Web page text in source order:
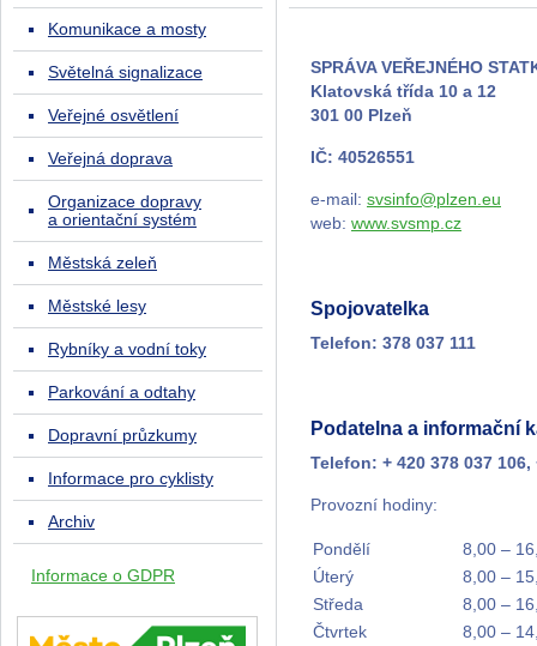
SPRÁVA VEŘEJNÉHO
Klatovská třída 10 a 12
301 00 Plzeň
IČ: 40526551
e-mail: svsinfo@plzen.eu
web: www.svsmp.cz
Spojovatelka
Telefon: 378 037 111
Podatelna a informační
Telefon: + 420 378 037 106,
Provozní hodiny:
Pondělí
8,00 –
Úterý
8,00 –
Středa
8,00 –
Čtvrtek
8,00 –
Komunikace a mosty
Světelná signalizace
Veřejné osvětlení
Veřejná doprava
Organizace dopravy
a orientační systém
Městská zeleň
Městské lesy
Rybníky a vodní toky
Parkování a odtahy
Dopravní průzkumy
Informace pro cyklisty
Archiv
Informace o GDPR